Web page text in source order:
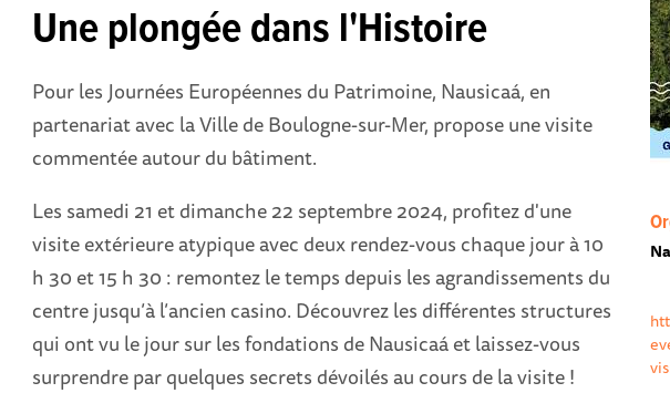
Une plongée dans l'Histoire
Pour les Journées Européennes du Patrimoine, Nausicaá, en
partenariat avec la Ville de Boulogne-sur-Mer, propose une visite
commentée autour du bâtiment.
Les samedi 21 et dimanche 22 septembre 2024, profitez d'une
visite extérieure atypique avec deux rendez-vous chaque jour à 10
h 30 et 15 h 30 : remontez le temps depuis les agrandissements du
centre jusqu’à l’ancien casino. Découvrez les différentes structures
qui ont vu le jour sur les fondations de Nausicaá et laissez-vous
surprendre par quelques secrets dévoilés au cours de la visite !